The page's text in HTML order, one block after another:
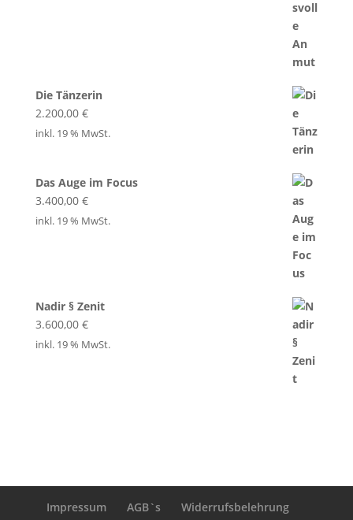
Die Tänzerin
2.200,00 €
inkl. 19 % MwSt.
Das Auge im Focus
3.400,00 €
inkl. 19 % MwSt.
Nadir § Zenit
3.600,00 €
inkl. 19 % MwSt.
Impressum AGB`s
Widerrufsbelehrung